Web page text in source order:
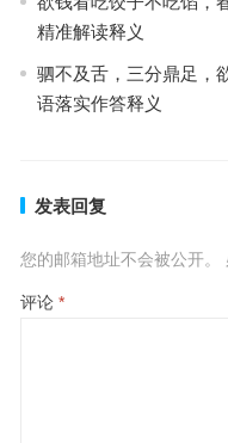
精准解读释义
驷不及舌，三分鼎足，
语落实作答释义
发表回复
您的邮箱地址不会被公开。
评论 *